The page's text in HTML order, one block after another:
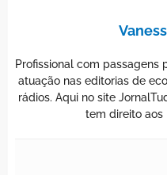
Profissional com passagens
atuação nas editorias de
rádios. Aqui no site
tem direito aos